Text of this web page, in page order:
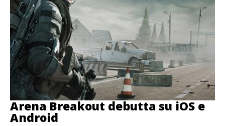
Arena Breakout debutta su iOS e
Android